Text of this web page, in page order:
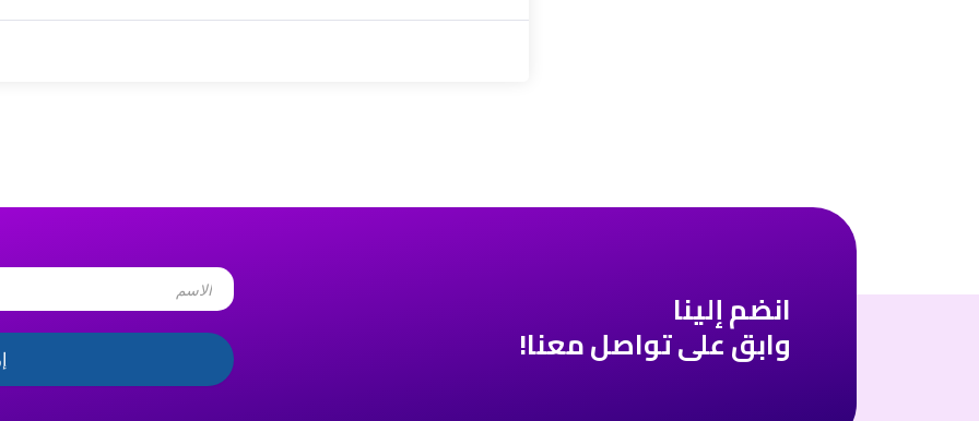
انضم إلينا
وابق على تواصل معنا!
Name